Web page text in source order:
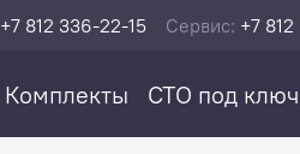
+7 812 336-22-15 Сервис: +7
Комплекты СТО под ключ